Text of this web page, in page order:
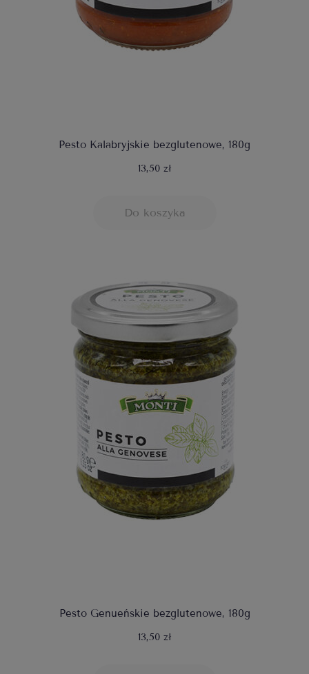
Pesto Kalabryjskie bezglutenowe, 180g
13,50 zł
Do koszyka
Pesto Genueńskie bezglutenowe, 180g
13,50 zł